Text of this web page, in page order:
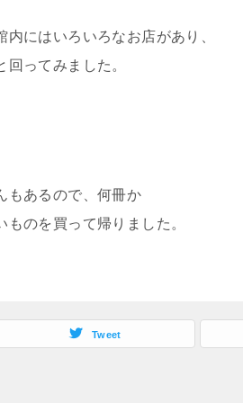
内にはいろいろなお店があり、
回ってみました。
もあるので、何冊か
ものを買って帰りました。
Tweet